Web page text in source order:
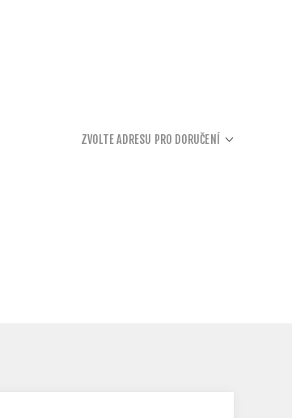
ZVOLTE ADRESU PRO DORUČENÍ